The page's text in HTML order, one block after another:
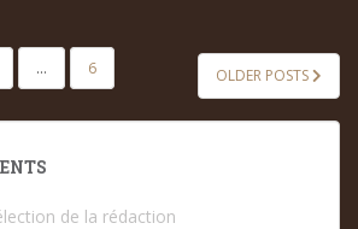
… 6 OLDER POSTS
de la rédaction